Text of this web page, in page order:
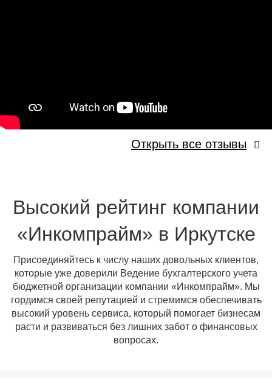
Открыть все отзывы
Высокий рейтинг компании
«Инкомпрайм» в Иркутске
Присоединяйтесь к числу наших довольных клиентов,
которые уже доверили Ведение бухгалтерского учета
бюджетной организации компании «Инкомпрайм». Мы
гордимся своей репутацией и стремимся обеспечивать
высокий уровень сервиса, который помогает бизнесам
расти и развиваться без лишних забот о финансовых
вопросах.